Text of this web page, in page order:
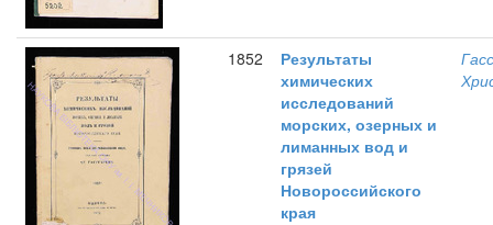
1852
Результаты
химических
исследований
морских, озерных и
лиманных вод и
грязей
Новороссийского
края